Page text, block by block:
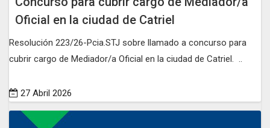
Oficial en la ciudad de Catriel
Resolución 223/26-Pcia.STJ sobre llamado a concurso para
cubrir cargo de Mediador/a Oficial en la ciudad de Catriel. ..
27 Abril 2026